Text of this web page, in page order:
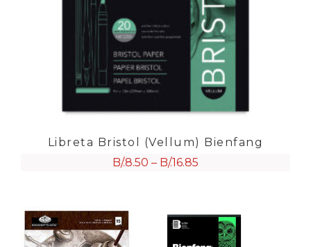
Libreta Bristol (Vellum) Bienfang
B/.8.50 – B/.16.85